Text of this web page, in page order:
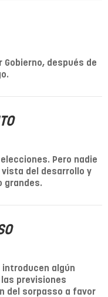
Gobierno, después de
Pero nadie
vista del desarrollo y
grandes.
algún
previsiones
del sorpasso a favor